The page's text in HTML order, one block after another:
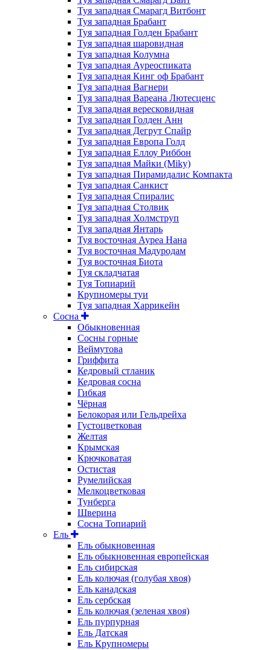
Туя западная Смарагд Витбонт
Туя западная Брабант
Туя западная Голден Брабант
Туя западная шаровидная
Туя западная Колумна
Туя западная Ауреоспиката
Туя западная Кинг оф Брабант
Туя западная Вагнери
Туя западная Вареана Лютесценс
Туя западная вересковидная
Туя западная Голден Анн
Туя западная Дегрут Спайр
Туя западная Европа Голд
Туя западная Еллоу Риббон
Туя западная Майки (Miky)
Туя западная Пирамидалис Компакта
Туя западная Санкист
Туя западная Спиралис
Туя западная Столвик
Туя западная Холмструп
Туя западная Янтарь
Туя восточная Ауреа Нана
Туя восточная Мадуродам
Туя восточная Биота
Туя складчатая
Туя Топиарий
Крупномеры туи
Туя западная Харрикейн
Сосна
Обыкновенная
Сосны горные
Веймутова
Гриффита
Кедровый стланик
Кедровая сосна
Гибкая
Чёрная
Белокорая или Гельдрейха
Густоцветковая
Желтая
Крымская
Крючковатая
Остистая
Румелийская
Мелкоцветковая
Тунберга
Шверина
Сосна Топиарий
Ель
Ель обыкновенная
Ель обыкновенная европейская
Ель сибирская
Ель колючая (голубая хвоя)
Ель канадская
Ель сербская
Ель колючая (зеленая хвоя)
Ель пурпурная
Ель Датская
Ель Крупномеры